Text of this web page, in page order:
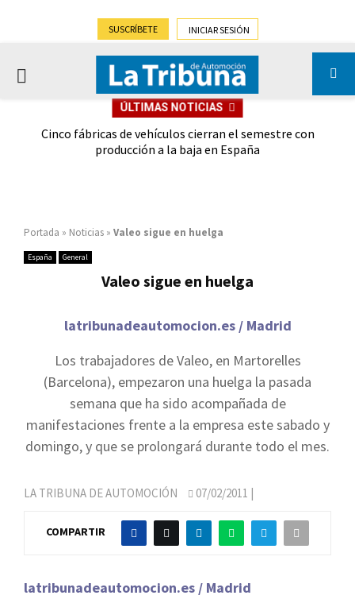
SUSCRÍBETE INICIAR SESIÓN
PRIMARY
ÚLTIMAS NOTICIAS
Cinco fábricas de vehículos cierran el semestre con
producción a la baja en España
Portada » Noticias » Valeo sigue en huelga
España General
Valeo sigue en huelga
latribunadeautomocion.es / Madrid
Los trabajadores de Valeo, en Martorelles
(Barcelona), empezaron una huelga la pasada
semana que ha sido acompañada de
manifestaciones frente a la empresa este sabado y
domingo, y que se prolongará durante todo el mes.
LA TRIBUNA DE AUTOMOCIÓN 07/02/2011 |
COMPARTIR
latribunadeautomocion.es / Madrid